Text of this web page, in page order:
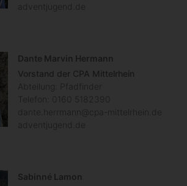
adventjugend.de
Dante Marvin Hermann
Vorstand der CPA Mittelrhein
Abteilung: Pfadfinder
Telefon:
0160 5182390
dante.herrmann@cpa-mittelrhein.de
adventjugend.de
Sabinné Lamon